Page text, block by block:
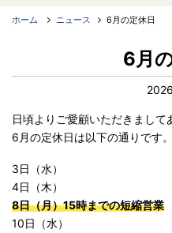
ホーム ニュース 6月の定休日
6月
日頃よりご愛顧いただきまして
6月の定休日は以下の通りです。
3日（水）
4日（木）
8日（月）15時までの短縮営業
10日（水）